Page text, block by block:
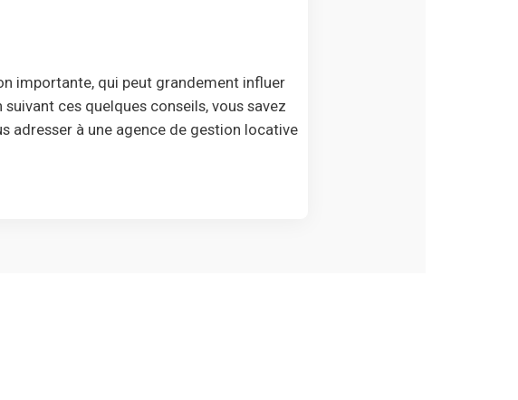
importante, qui peut grandement influer
ces quelques conseils, vous savez
adresser à une agence de gestion locative